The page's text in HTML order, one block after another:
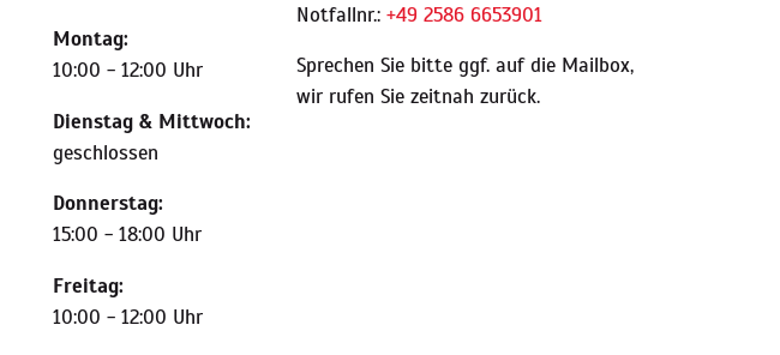
Montag:
10:00 - 12:00 Uhr
Dienstag & Mittwoch:
geschlossen
Donnerstag:
15:00 - 18:00 Uhr
Freitag:
10:00 - 12:00 Uhr
Notfallnr.: +49 2586 6653901
Sprechen Sie bitte ggf. auf die Mailbox,
wir rufen Sie zeitnah zurück.